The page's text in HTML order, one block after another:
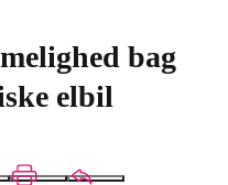
bag
elbil